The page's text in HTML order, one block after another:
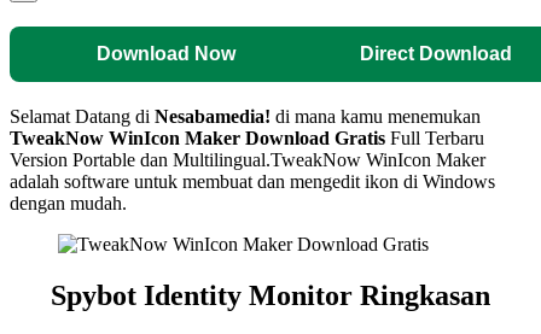
Download Now Direct Download
Selamat Datang di Nesabamedia! di mana kamu menemukan
TweakNow WinIcon Maker Download Gratis Full Terbaru
Version Portable dan Multilingual.TweakNow WinIcon Maker
adalah software untuk membuat dan mengedit ikon di Windows
dengan mudah.
Spybot Identity Monitor Ringkasan